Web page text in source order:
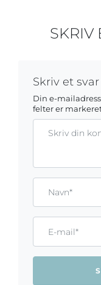
SKRIV
Skriv et svar
Din e-
felter er